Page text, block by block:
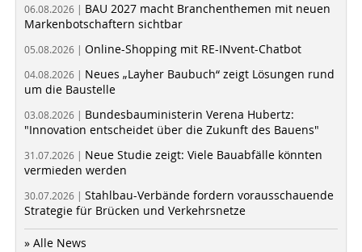
06.08.2026 | BAU 2027 macht Branchenthemen mit neuen
Markenbotschaftern sichtbar
05.08.2026 | Online-Shopping mit RE-INvent-Chatbot
04.08.2026 | Neues „Layher Baubuch“ zeigt Lösungen rund
um die Baustelle
03.08.2026 | Bundesbauministerin Verena Hubertz:
"Innovation entscheidet über die Zukunft des Bauens"
31.07.2026 | Neue Studie zeigt: Viele Bauabfälle könnten
vermieden werden
30.07.2026 | Stahlbau-Verbände fordern vorausschauende
Strategie für Brücken und Verkehrsnetze
» Alle News